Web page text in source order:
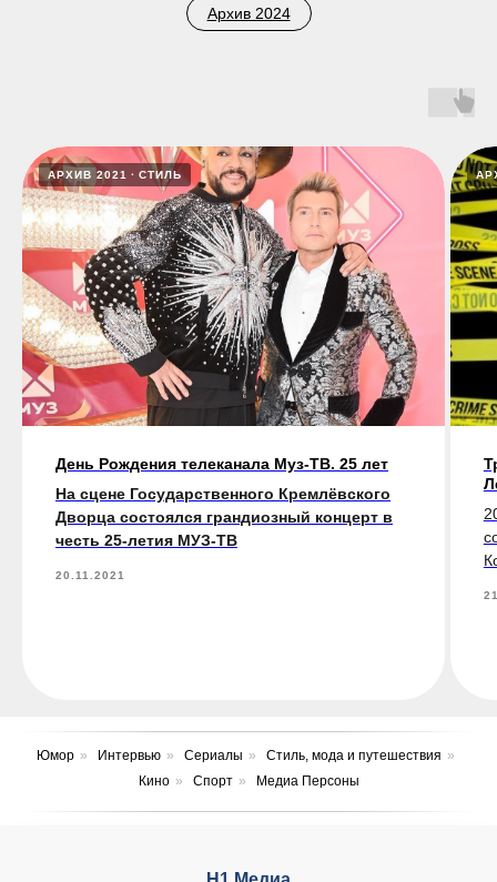
Архив 2024
АРХИВ 2021 СТИЛЬ
День Рождения телеканала Муз-ТВ. 25 лет
На сцене Государственного Кремлёвского
Дворца состоялся грандиозный концерт в
честь 25-летия МУЗ-ТВ
20.11.2021
Юмор » Интервью » Сериалы » Стиль, мода и путешествия »
Кино » Спорт » Медиа Персоны